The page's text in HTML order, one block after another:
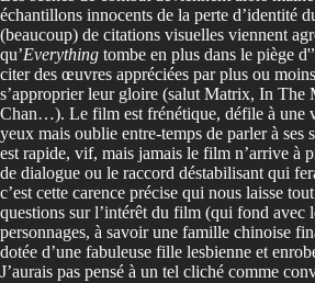
échantillons innocents de la perte d’identité
(beaucoup) de citations visuelles viennent
qu’Everything tombe en plus dans le piège
citer des œuvres appréciées par plus ou
s’approprier leur gloire (salut Matrix, In The
Chan…). Le film est frénétique, défile à une
yeux mais oublie entre-temps de parler à ses
est rapide, vif, mais jamais le film n’arrive à
de dialogue ou le raccord déstabilisant qui
c’est cette carence précise qui nous laisse
questions sur l’intérêt du film (qui fond avec
personnages, à savoir une famille chinoise
dotée d’une fabuleuse fille lesbienne et
J’aurais pas pensé à un tel cliché comme